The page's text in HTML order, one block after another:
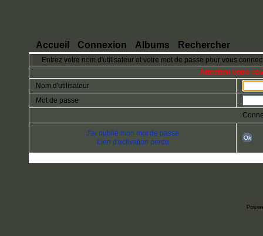
Accueil Connexion Albums Rechercher
Entrez votre nom d'utilisateur et votre mot de passe pour vous
Attention votre
Nom d'utilisateur
Mot de passe
J'ai oublié mon mot de passe
Lien d'activation perdu
Ok